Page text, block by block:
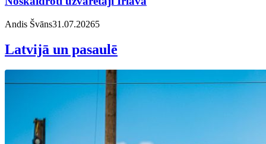
Andis Švāns31.07.20265
Latvijā un pasaulē